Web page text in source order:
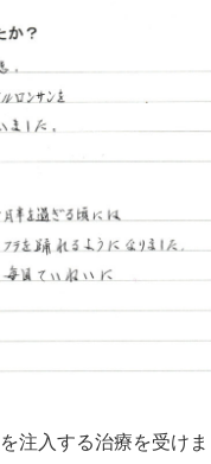
注入する治療を受け